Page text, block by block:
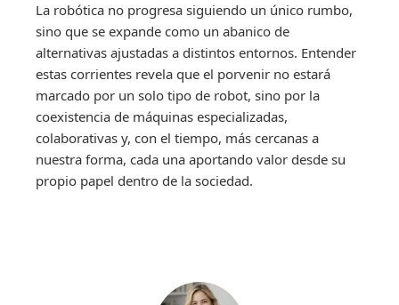
La robótica no progresa siguiendo un único rumbo,
sino que se expande como un abanico de
alternativas ajustadas a distintos entornos. Entender
estas corrientes revela que el porvenir no estará
marcado por un solo tipo de robot, sino por la
coexistencia de máquinas especializadas,
colaborativas y, con el tiempo, más cercanas a
nuestra forma, cada una aportando valor desde su
propio papel dentro de la sociedad.